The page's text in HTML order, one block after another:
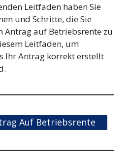
Leitfaden haben Sie
und Schritte, die Sie
Antrag auf Betriebsrente zu
Leitfaden, um
Ihr Antrag korrekt erstellt
Auf Betriebsrente